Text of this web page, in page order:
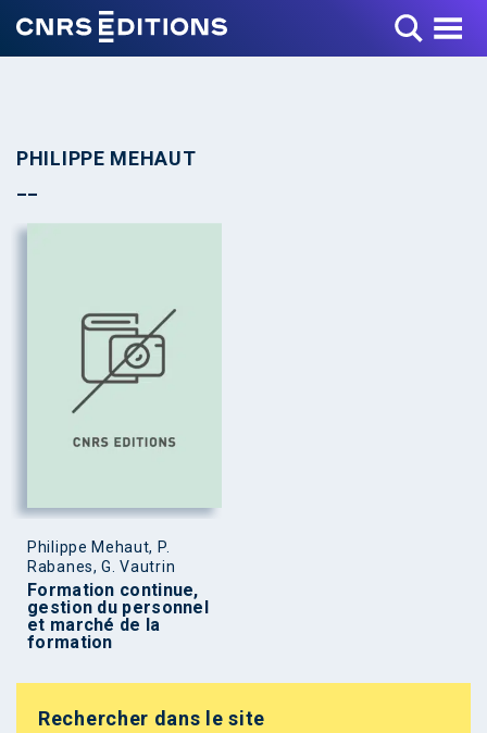
Toggle Menu
PHILIPPE MEHAUT
Philippe Mehaut, P.
Rabanes, G. Vautrin
Formation continue,
gestion du personnel
et marché de la
formation
Rechercher dans le site